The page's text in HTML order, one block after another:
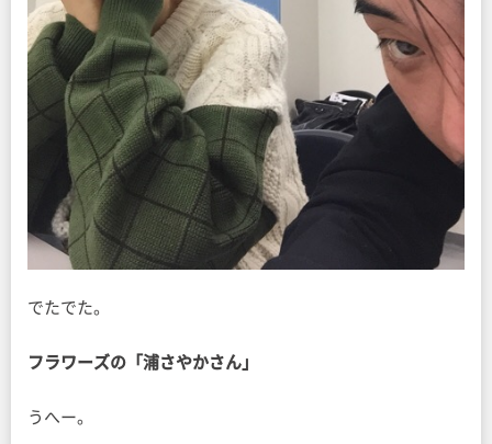
でたでた。
フラワーズの「浦さやかさん」
うへー。